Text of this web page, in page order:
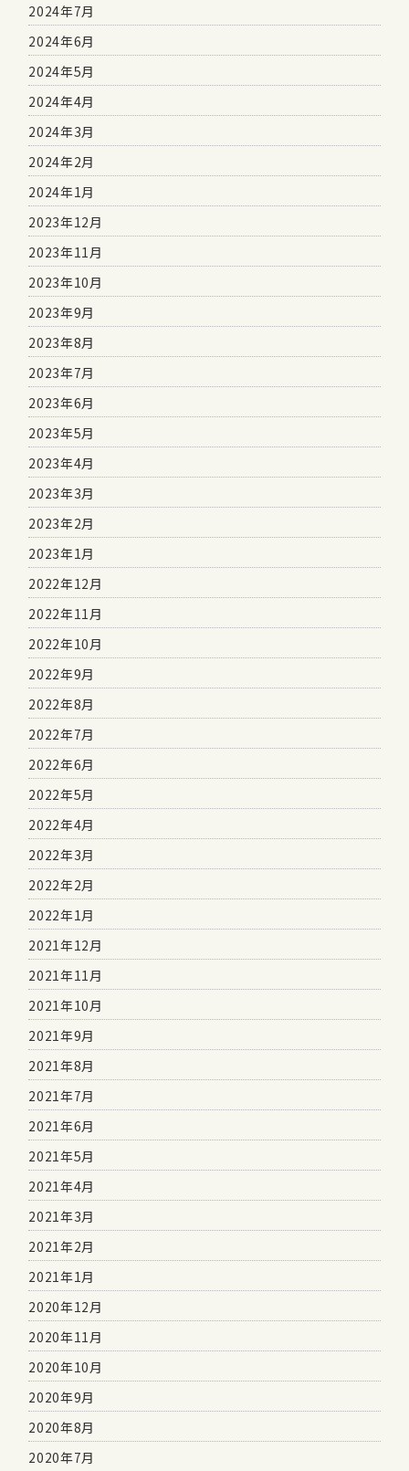
2024年7月
2024年6月
2024年5月
2024年4月
2024年3月
2024年2月
2024年1月
2023年12月
2023年11月
2023年10月
2023年9月
2023年8月
2023年7月
2023年6月
2023年5月
2023年4月
2023年3月
2023年2月
2023年1月
2022年12月
2022年11月
2022年10月
2022年9月
2022年8月
2022年7月
2022年6月
2022年5月
2022年4月
2022年3月
2022年2月
2022年1月
2021年12月
2021年11月
2021年10月
2021年9月
2021年8月
2021年7月
2021年6月
2021年5月
2021年4月
2021年3月
2021年2月
2021年1月
2020年12月
2020年11月
2020年10月
2020年9月
2020年8月
2020年7月